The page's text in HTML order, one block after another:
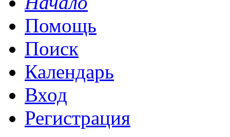
Помощь
Поиск
Календарь
Вход
Регистрация